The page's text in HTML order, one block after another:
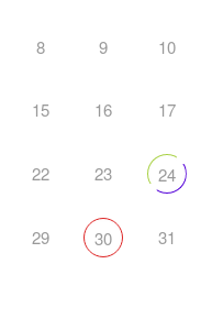
8 9 10
15 16 17
22 23 24
29 30 31